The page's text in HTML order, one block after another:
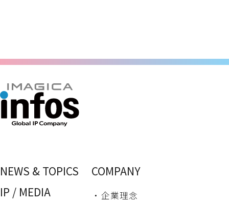
NEWS & TOPICS
IP / MEDIA
COMPANY
・ 企業理念